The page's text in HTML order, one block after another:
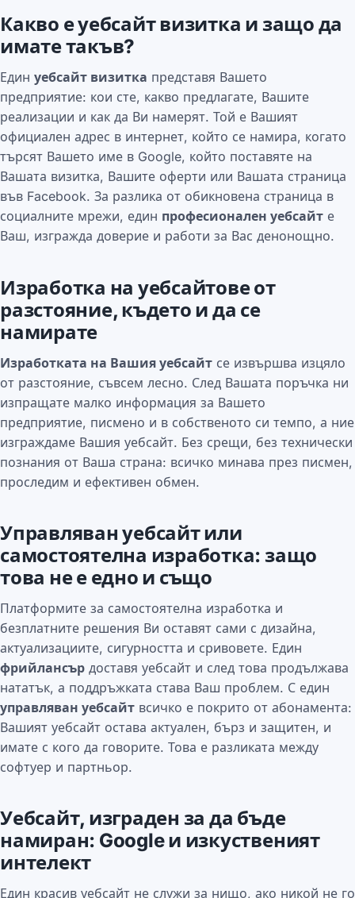
Какво е уебсайт визитка и защо да
имате такъв?
Един уебсайт визитка представя Вашето
предприятие: кои сте, какво предлагате, Вашите
реализации и как да Ви намерят. Той е Вашият
официален адрес в интернет, който се намира, когато
търсят Вашето име в Google, който поставяте на
Вашата визитка, Вашите оферти или Вашата страница
във Facebook. За разлика от обикновена страница в
социалните мрежи, един професионален уебсайт е
Ваш, изгражда доверие и работи за Вас денонощно.
Изработка на уебсайтове от
разстояние, където и да се
намирате
Изработката на Вашия уебсайт се извършва изцяло
от разстояние, съвсем лесно. След Вашата поръчка ни
изпращате малко информация за Вашето
предприятие, писмено и в собственото си темпо, а ние
изграждаме Вашия уебсайт. Без срещи, без технически
познания от Ваша страна: всичко минава през писмен,
проследим и ефективен обмен.
Управляван уебсайт или
самостоятелна изработка: защо
това не е едно и също
Платформите за самостоятелна изработка и
безплатните решения Ви оставят сами с дизайна,
актуализациите, сигурността и сривовете. Един
фрийлансър доставя уебсайт и след това продължава
нататък, а поддръжката става Ваш проблем. С един
управляван уебсайт всичко е покрито от абонамента:
Вашият уебсайт остава актуален, бърз и защитен, и
имате с кого да говорите. Това е разликата между
софтуер и партньор.
Уебсайт, изграден за да бъде
намиран: Google и изкуственият
интелект
Един красив уебсайт не служи за нищо, ако никой не го